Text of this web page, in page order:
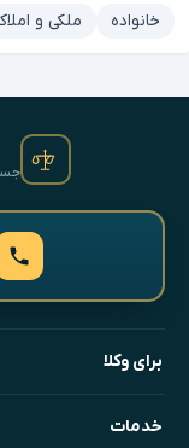
خانواده ملکی و
برای وکلا
خدمات